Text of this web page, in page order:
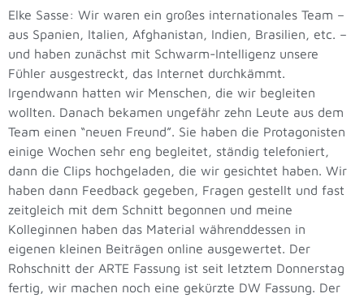
Elke Sasse: Wir waren ein großes internationales Team –
aus Spanien, Italien, Afghanistan, Indien, Brasilien, etc. –
und haben zunächst mit Schwarm-Intelligenz unsere
Fühler ausgestreckt, das Internet durchkämmt.
Irgendwann hatten wir Menschen, die wir begleiten
wollten. Danach bekamen ungefähr zehn Leute aus dem
Team einen “neuen Freund”. Sie haben die Protagonisten
einige Wochen sehr eng begleitet, ständig telefoniert,
dann die Clips hochgeladen, die wir gesichtet haben. Wir
haben dann Feedback gegeben, Fragen gestellt und fast
zeitgleich mit dem Schnitt begonnen und meine
Kolleginnen haben das Material währenddessen in
eigenen kleinen Beiträgen online ausgewertet. Der
Rohschnitt der ARTE Fassung ist seit letztem Donnerstag
fertig, wir machen noch eine gekürzte DW Fassung. Der